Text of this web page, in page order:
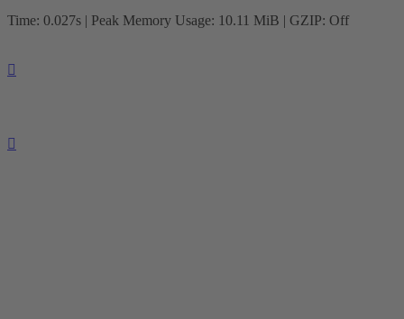
Time: 0.027s | Peak Memory Usage: 10.11 MiB | GZIP: Off